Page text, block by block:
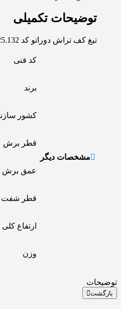
توضیحات تکمیلی
تیغ کف تراش دوراتو کد 203.25.132
مشخصات دیگر
کد فنی
برند
کشور
قطر برش
عمق برش
قطر شفت
ارتفاع کلی
وزن
توضیحات
بازگشت